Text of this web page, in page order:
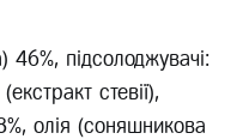
46%, підсолоджувачі:
стевії),
олія (соняшникова